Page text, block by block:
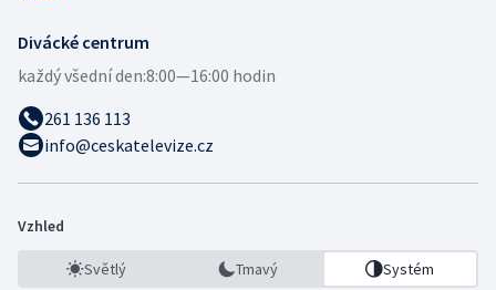
Divácké centrum
každý všední den:8:00—16:00 hodin
261 136 113
info@ceskatelevize.cz
Vzhled
Světlý Tmavý Systém